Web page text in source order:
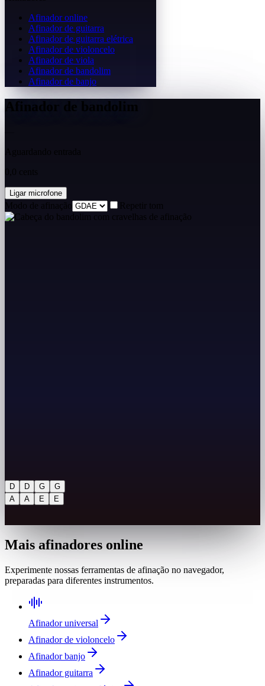
Afinador online
Afinador de guitarra
Afinador de guitarra elétrica
Afinador de violoncelo
Afinador de viola
Afinador de bandolim
Afinador de banjo
Afinador de bandolim
Ligar microfone
Modo de afinação Repetir tom
D D G
G
A
A E E
Mais afinadores online
Experimente nossas ferramentas de afinação no navegador,
preparadas para diferentes instrumentos.
Afinador universal
Afinador de violoncelo
Afinador banjo
Afinador guitarra